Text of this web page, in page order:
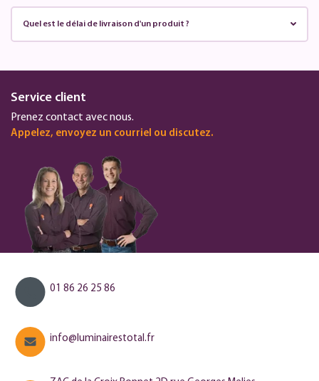
Quel est le délai de livraison d'un produit ?
Service client
Prenez contact avec nous.
Appelez, envoyez un courriel ou discutez.
01 86 26 25 86
info@luminairestotal.fr